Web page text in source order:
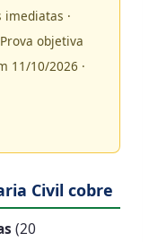
imediatas ·
Prova objetiva
11/10/2026 ·
Civil cobre
(20